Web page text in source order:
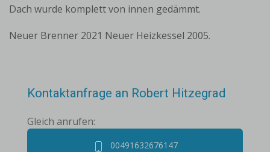
Dach wurde komplett von innen gedämmt.
Neuer Brenner 2021 Neuer Heizkessel 2005.
Kontaktanfrage an Robert Hitzegrad
Gleich anrufen:
00491632676147